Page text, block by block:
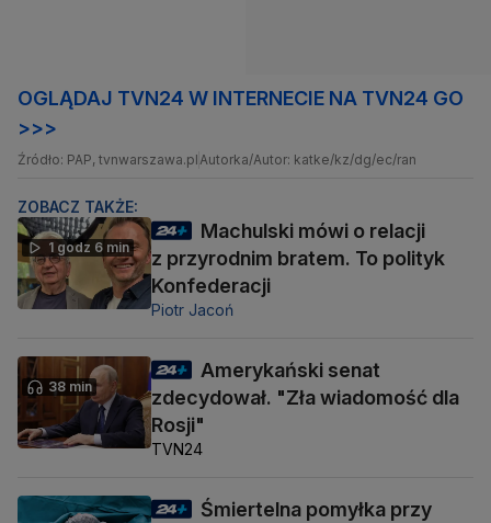
OGLĄDAJ TVN24 W INTERNECIE NA TVN24 GO
>>>
Źródło: PAP, tvnwarszawa.plAutorka/Autor: katke/kz/dg/ec/ran
ZOBACZ TAKŻE:
1 godz 6 min
Machulski mówi o relacji
z przyrodnim bratem. To polityk
Konfederacji
Piotr Jacoń
38 min
Amerykański senat
zdecydował. "Zła wiadomość dla
Rosji"
TVN24
Śmiertelna pomyłka przy